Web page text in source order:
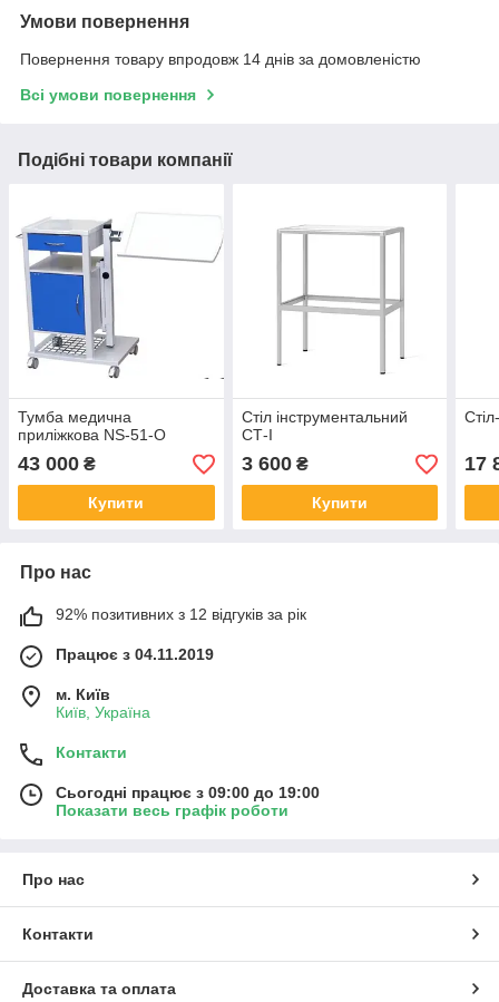
Умови повернення
Повернення товару впродовж 14 днів за домовленістю
Всі умови повернення
Подібні товари компанії
Тумба медична
приліжкова NS-51-O
43 000 ₴
Купити
Стіл інструментальний
СТ-І
3 600₴
Купити
17
Про нас
92% позитивних з 12 відгуків за рік
Працює з 04.11.2019
м. Київ
Київ, Україна
Контакти
Сьогодні працює з 09:00 до 19:00
Показати весь графік роботи
Про нас
Контакти
Доставка та оплата